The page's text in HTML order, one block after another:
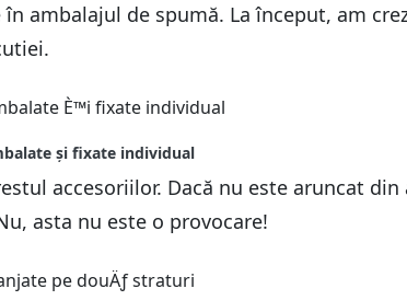
ambalajul de spumă. La început, am
accesoriilor. Dacă nu este aruncat
asta nu este o provocare!